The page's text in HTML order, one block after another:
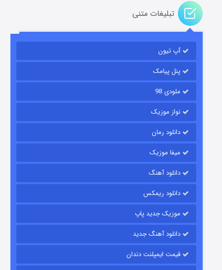
قسمت
تبلیغات متنی
آپ تیون
پنل پیامک
ملودی 98
نواز موزیک
دانلود رمان
میفا موزیک
دانلود آهنگ
دانلود ریمکس
موزیک جدید پاپ
دانلود آهنگ جدید
قیمت ایمپلنت دندان